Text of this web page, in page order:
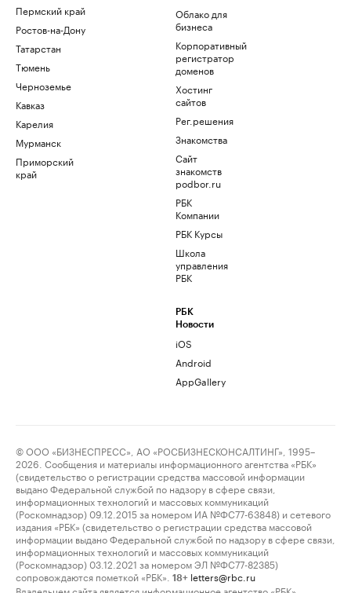
Пермский край
Ростов-на-Дону
Татарстан
Тюмень
Черноземье
Кавказ
Карелия
Мурманск
Приморский
край
Облако для
бизнеса
Корпоративный
регистратор
доменов
Хостинг
сайтов
Рег.решения
Знакомства
Сайт
знакомств
podbor.ru
РБК
Компании
РБК Курсы
Школа
управления
РБК
РБК
Новости
iOS
Android
AppGallery
© ООО «БИЗНЕСПРЕСС», АО «РОСБИЗНЕСКОНСАЛТИНГ», 1995–
2026. Сообщения и материалы информационного агентства «РБК»
(свидетельство о регистрации средства массовой информации
выдано Федеральной службой по надзору в сфере связи,
информационных технологий и массовых коммуникаций
(Роскомнадзор) 09.12.2015 за номером ИА №ФС77-63848) и сетевого
издания «РБК» (свидетельство о регистрации средства массовой
информации выдано Федеральной службой по надзору в сфере связи,
информационных технологий и массовых коммуникаций
(Роскомнадзор) 03.12.2021 за номером ЭЛ №ФС77-82385)
сопровождаются пометкой «РБК».
18+ letters@rbc.ru